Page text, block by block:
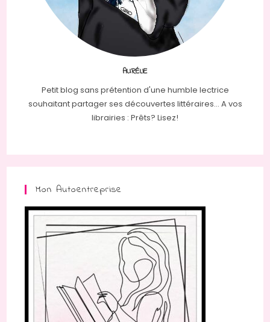
AURÉLIE
Petit blog sans prétention d'une humble lectrice
souhaitant partager ses découvertes littéraires... A vos
librairies : Prêts? Lisez!
Mon Autoentreprise